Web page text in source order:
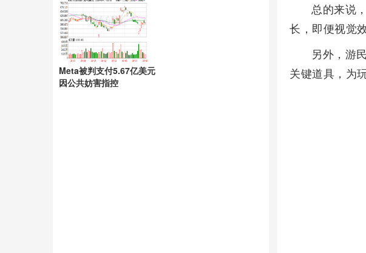
总的来说
长，即便视觉
另外，游
关键道具，为
Meta被判支付5.67亿美元
因公共妨害指控